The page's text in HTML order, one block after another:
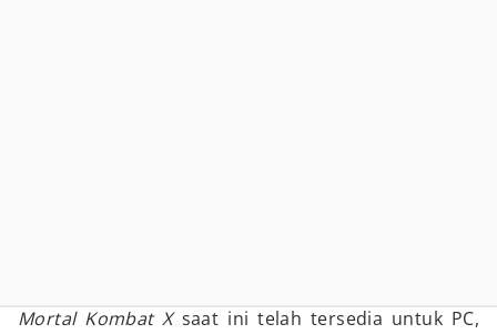
Mortal Kombat Xsaat ini telah tersedia untuk PC,